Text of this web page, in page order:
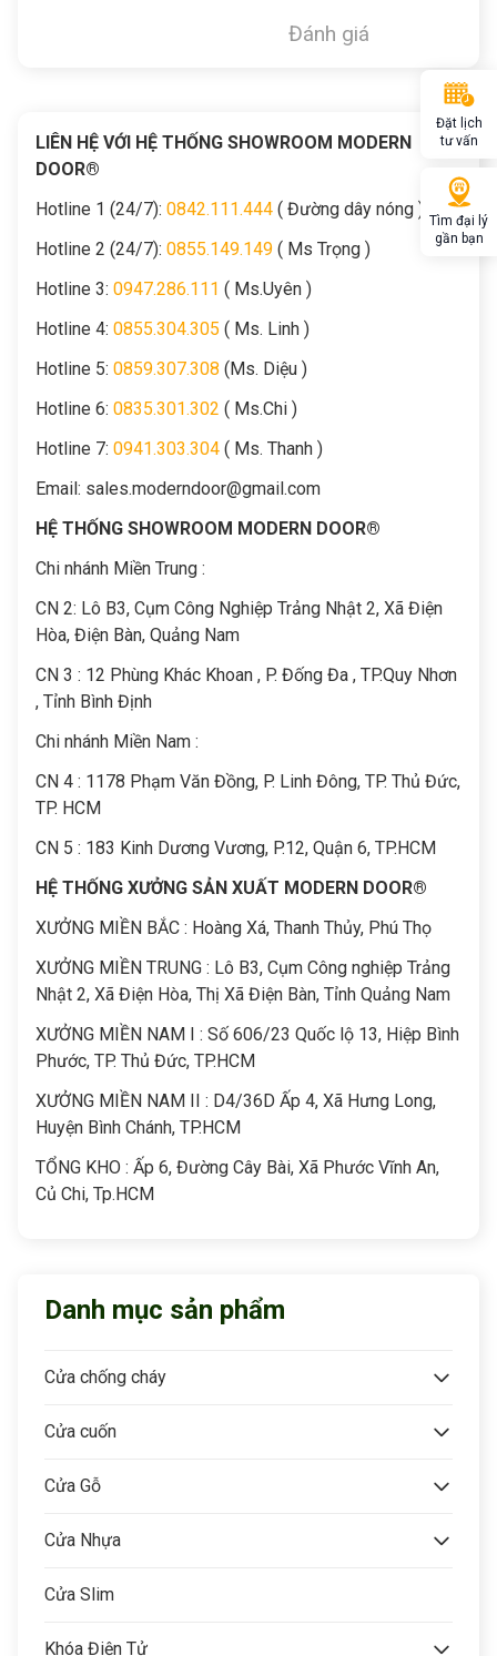
Đánh giá
LIÊN HỆ VỚI HỆ THỐNG SHOWROOM MODERN
DOOR®
Hotline 1 (24/7): 0842.111.444 ( Đường dây nóng )
Hotline 2 (24/7): 0855.149.149 ( Ms Trọng )
Hotline 3: 0947.286.111 ( Ms.Uyên )
Hotline 4: 0855.304.305 ( Ms. Linh )
Hotline 5: 0859.307.308 (Ms. Diệu )
Hotline 6: 0835.301.302 ( Ms.Chi )
Hotline 7: 0941.303.304 ( Ms. Thanh )
Email: sales.moderndoor@gmail.com
HỆ THỐNG SHOWROOM MODERN DOOR®
Chi nhánh Miền Trung :
CN 2: Lô B3, Cụm Công Nghiệp Trảng Nhật 2, Xã Điện
Hòa, Điện Bàn, Quảng Nam
CN 3 : 12 Phùng Khác Khoan , P. Đống Đa , TP.Quy Nhơn
, Tỉnh Bình Định
Chi nhánh Miền Nam :
CN 4 : 1178 Phạm Văn Đồng, P. Linh Đông, TP. Thủ Đức,
TP. HCM
CN 5 : 183 Kinh Dương Vương, P.12, Quận 6, TP.HCM
HỆ THỐNG XƯỞNG SẢN XUẤT MODERN DOOR®
XƯỞNG MIỀN BẮC : Hoàng Xá, Thanh Thủy, Phú Thọ
XƯỞNG MIỀN TRUNG : Lô B3, Cụm Công nghiệp Trảng
Nhật 2, Xã Điện Hòa, Thị Xã Điện Bàn, Tỉnh Quảng Nam
XƯỞNG MIỀN NAM I : Số 606/23 Quốc lộ 13, Hiệp Bình
Phước, TP. Thủ Đức, TP.HCM
XƯỞNG MIỀN NAM II : D4/36D Ấp 4, Xã Hưng Long,
Huyện Bình Chánh, TP.HCM
TỔNG KHO : Ấp 6, Đường Cây Bài, Xã Phước Vĩnh An,
Củ Chi, Tp.HCM
Danh mục sản phẩm
Cửa chống cháy
Cửa cuốn
Cửa Gỗ
Cửa Nhựa
Cửa Slim
Khóa Điện Tử
Đặt lịch
tư vấn
Tìm đại lý
gần bạn